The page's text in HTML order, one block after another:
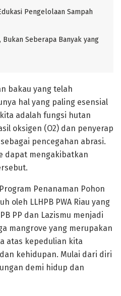
Pengelolaan Sampah
Seberapa Banyak yang
bakau yang telah
hal yang paling esensial
adalah fungsi hutan
oksigen (O2) dan penyerap
pencegahan abrasi.
dapat mengakibatkan
Penanaman Pohon
oleh LLHPB PWA Riau yang
PP dan Lazismu menjadi
mangrove yang merupakan
atas kepedulian kita
kehidupan. Mulai dari diri
demi hidup dan